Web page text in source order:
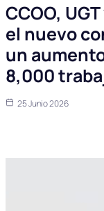
CCOO,
el nuevo
un
8,000
25 Junio 2026